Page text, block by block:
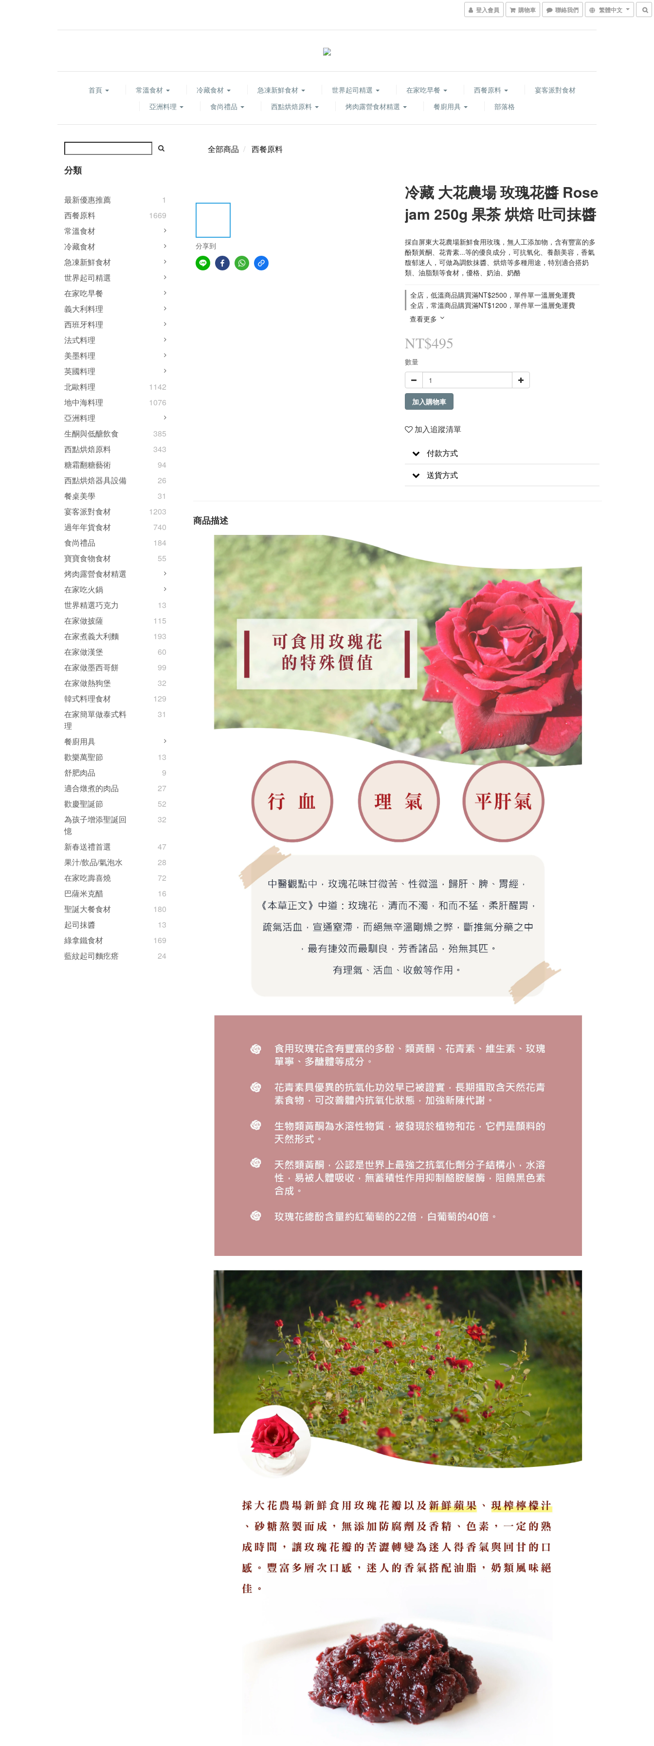
登入會員 購物車 聯絡我們 繁體中文
首頁 常溫食材 冷藏食材 急凍新鮮食材 世界起司精選 在家吃早餐 西餐原料
宴客派對食材
亞洲料理
食尚禮品 西點烘焙原料 烤肉露營食材精選 餐廚用具 部落格
分類
最新優惠推薦
1
西餐原料
1669
常溫食材
冷藏食材
急凍新鮮食材
世界起司精選
在家吃早餐
義大利料理
西班牙料理
法式料理
美墨料理
英國料理
北歐料理
1142
地中海料理
1076
亞洲料理
生酮與低醣飲食
385
西點烘焙原料
343
糖霜翻糖藝術
94
西點烘焙器具設備
26
餐桌美學
31
宴客派對食材
1203
過年年貨食材
740
食尚禮品
184
寶寶食物食材
55
烤肉露營食材精選
在家吃火鍋
世界精選巧克力
13
在家做披薩
115
在家煮義大利麵
193
在家做漢堡
60
在家做墨西哥餅
99
在家做熱狗堡
32
韓式料理食材
129
在家簡單做泰式料
理
31
餐廚用具
歡樂萬聖節
13
舒肥肉品
9
適合燉煮的肉品
27
歡慶聖誕節
52
為孩子增添聖誕回
憶
32
新春送禮首選
47
果汁/飲品/氣泡水
28
在家吃壽喜燒
72
巴薩米克醋
16
聖誕大餐食材
180
起司抹醬
13
綠拿鐵食材
169
藍紋起司麵疙瘩
24
全部商品 西餐原料
分享到
冷藏 大花農場 玫瑰花醬 Rose
jam 250g 果茶 烘焙 吐司抹醬
採自屏東大花農場新鮮食用玫瑰，無人工添加物，含有豐富的多
酚類黃酮、花青素...等的優良成分，可抗氧化、養顏美容，香氣
馥郁迷人，可做為調飲抹醬、烘焙等多種用途，特別適合搭奶
類、油脂類等食材，優格、奶油、奶酪
全店，低溫商品購買滿NT$2500，單件單一溫層免運費
全店，常溫商品購買滿NT$1200，單件單一溫層免運費
查看更多
NT$495
數量
加入購物車
加入追蹤清單
付款方式
送貨方式
商品描述